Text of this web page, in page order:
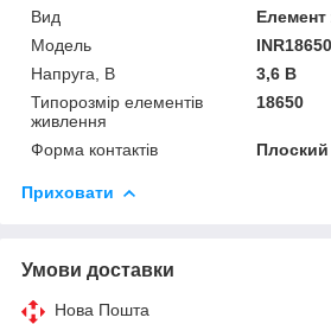
Вид
Мoдель
Напруга, В
3,6 В
Типорозмір елементів
живлення
18650
Форма контактів
Приховати
Умови доставки
Нова Пошта